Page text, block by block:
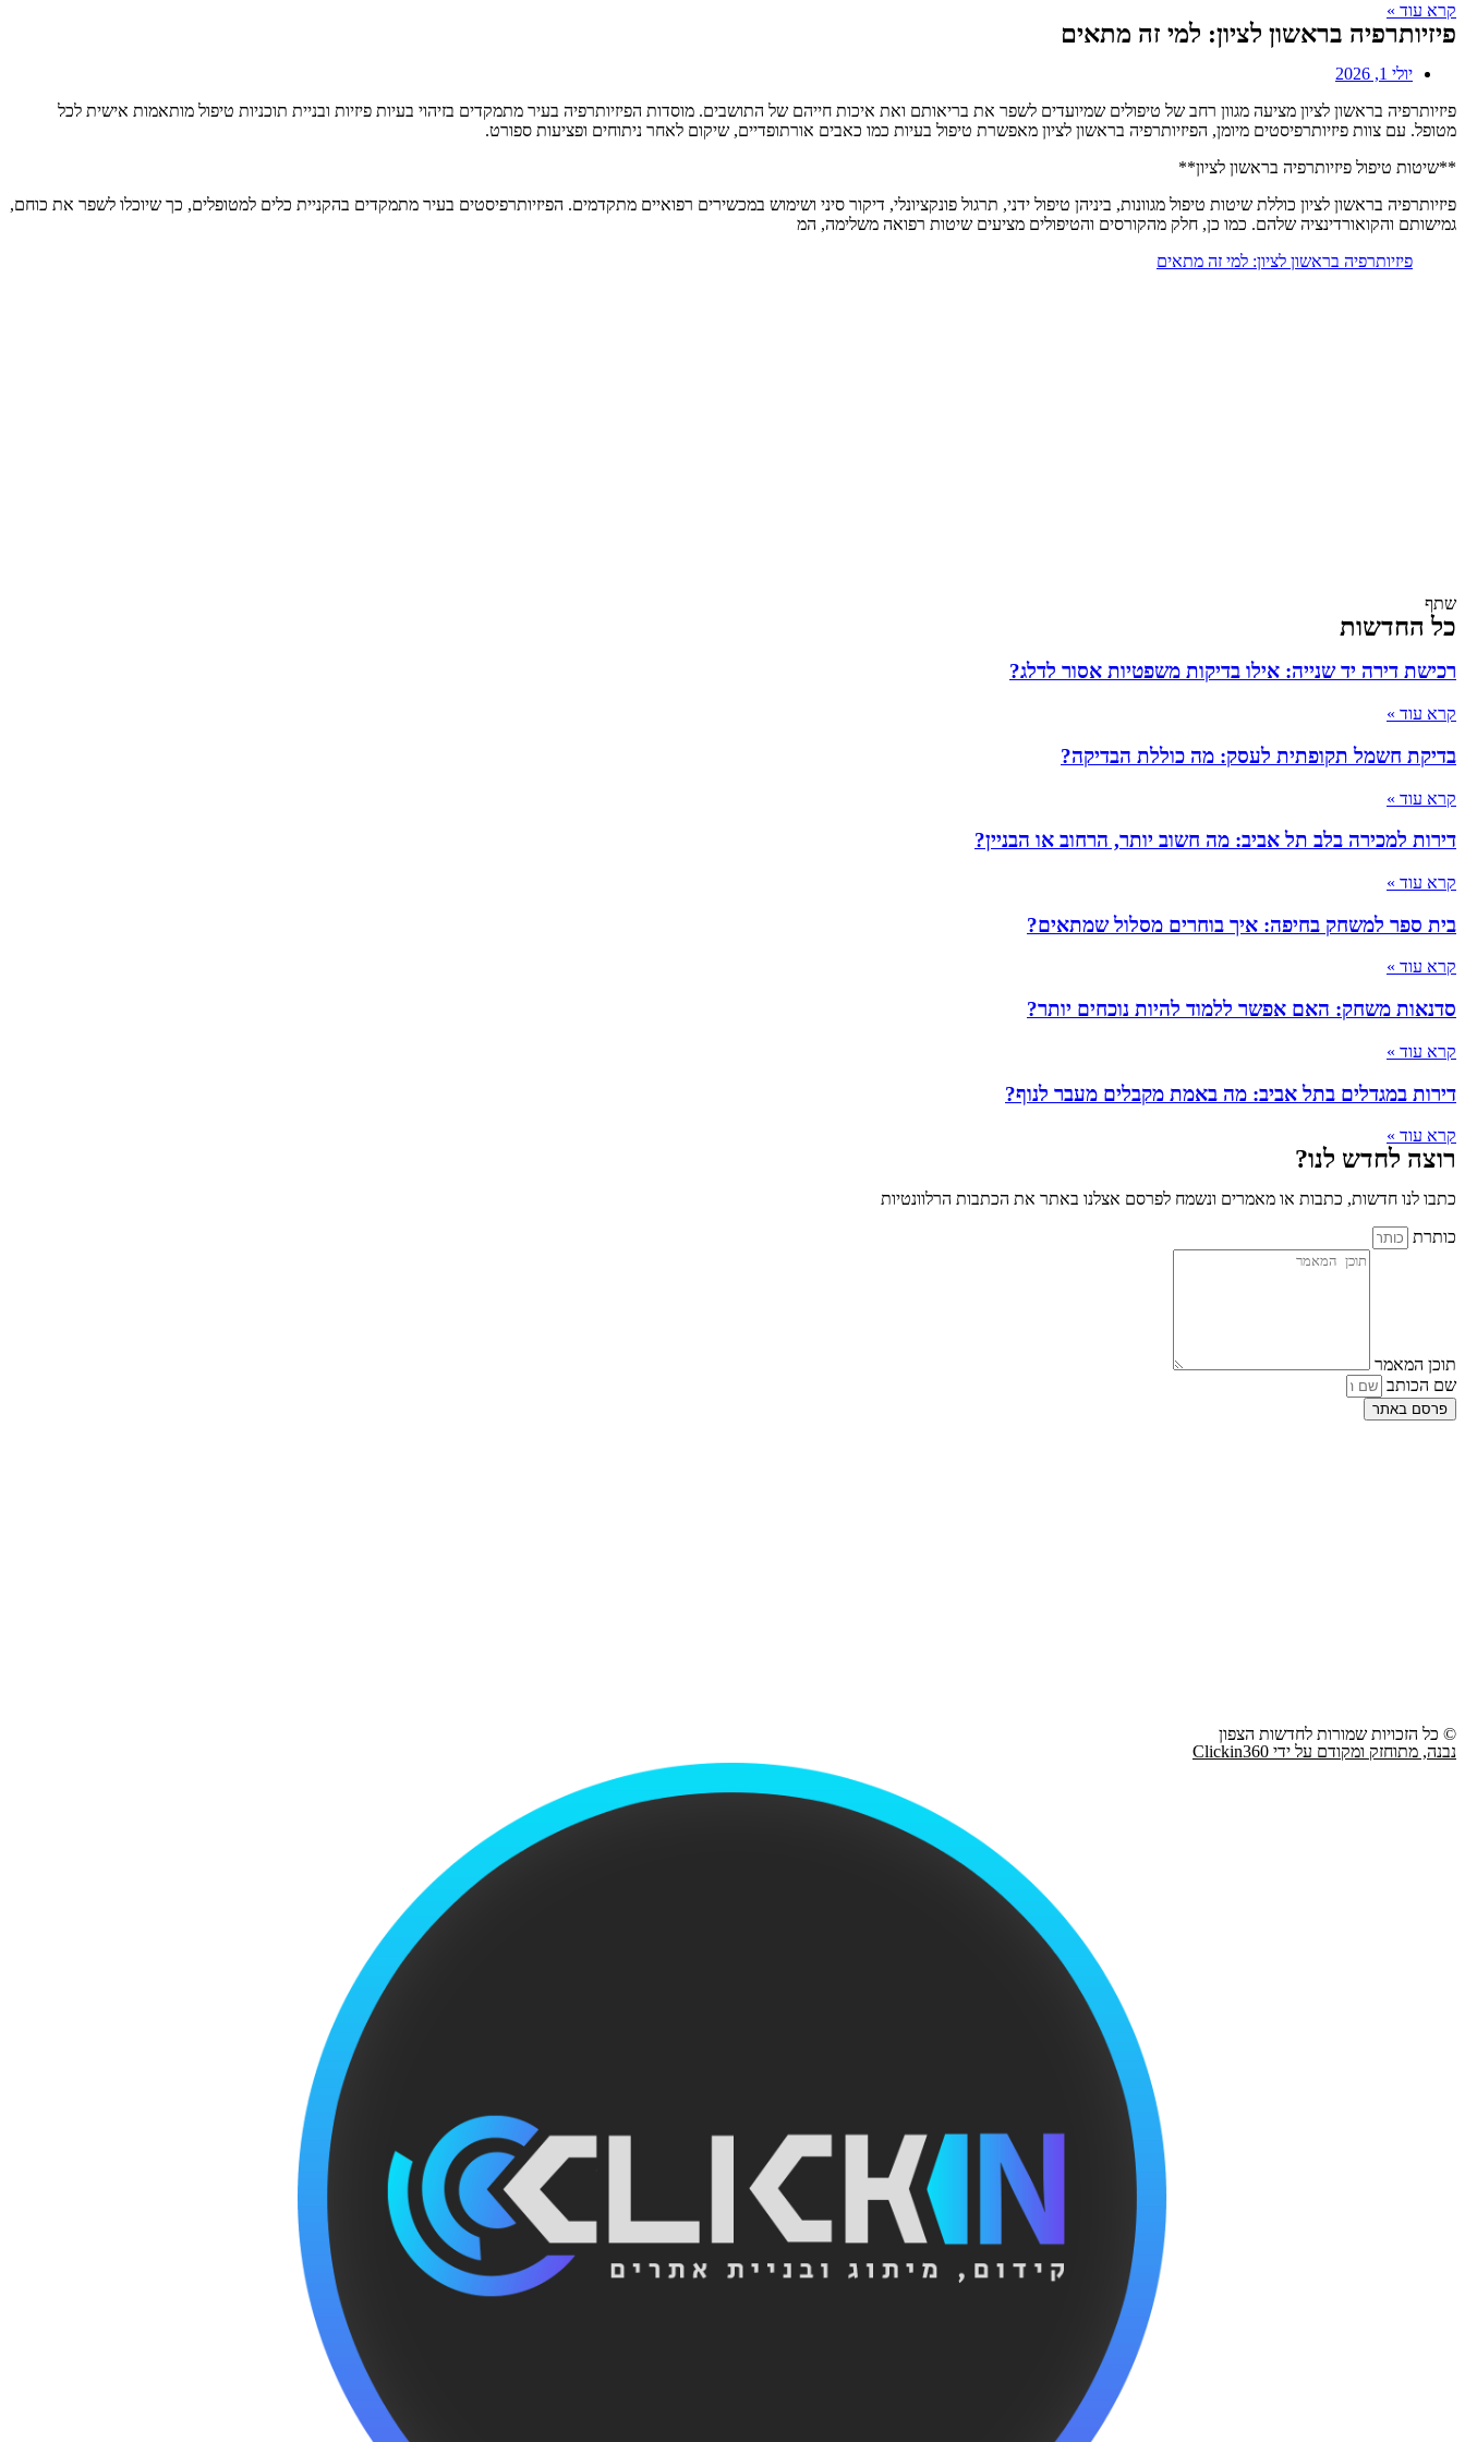
קרא עוד »
פיזיותרפיה בראשון לציון: למי זה מתאים
יולי 1, 2026
פיזיותרפיה בראשון לציון מציעה מגוון רחב של טיפולים שמיועדים לשפר את בריאותם ואת איכות חייהם של התושבים. מוסדות הפיזיותרפיה בעיר מתמקדים בזיהוי בעיות פיזיות ובניית תוכניות טיפול מותאמות אישית לכל
מטופל. עם צוות פיזיותרפיסטים מיומן, הפיזיותרפיה בראשון לציון מאפשרת טיפול בעיות כמו כאבים אורתופדיים, שיקום לאחר ניתוחים ופציעות ספורט.
**שיטות טיפול פיזיותרפיה בראשון לציון**
פיזיותרפיה בראשון לציון כוללת שיטות טיפול מגוונות, ביניהן טיפול ידני, תרגול פונקציונלי, דיקור סיני ושימוש במכשירים רפואיים מתקדמים. הפיזיותרפיסטים בעיר מתמקדים בהקניית כלים למטופלים, כך שיוכלו לשפר את כוחם,
גמישותם והקואורדינציה שלהם. כמו כן, חלק מהקורסים והטיפולים מציעים שיטות רפואה משלימה, המ
פיזיותרפיה בראשון לציון: למי זה מתאים
שתף
כל החדשות
רכישת דירה יד שנייה: אילו בדיקות משפטיות אסור לדלג?
קרא עוד »
בדיקת חשמל תקופתית לעסק: מה כוללת הבדיקה?
קרא עוד »
דירות למכירה בלב תל אביב: מה חשוב יותר, הרחוב או הבניין?
קרא עוד »
בית ספר למשחק בחיפה: איך בוחרים מסלול שמתאים?
קרא עוד »
סדנאות משחק: האם אפשר ללמוד להיות נוכחים יותר?
קרא עוד »
דירות במגדלים בתל אביב: מה באמת מקבלים מעבר לנוף?
קרא עוד »
רוצה לחדש לנו?
כתבו לנו חדשות, כתבות או מאמרים ונשמח לפרסם אצלנו באתר את הכתבות הרלוונטיות
כותרת
תוכן המאמר
שם הכותב
פרסם באתר
© כל הזכויות שמורות לחדשות הצפון
נבנה, מתוחזק ומקודם על ידי Clickin360